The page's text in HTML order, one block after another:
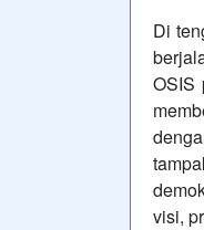
Di
OSIS
visi,